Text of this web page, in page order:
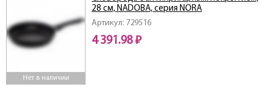
Нет в наличии
Артикул: 729516
28 см, NADOBA, серия NORA
4 391.98 ₽